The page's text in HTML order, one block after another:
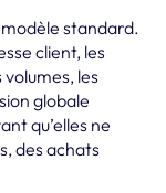
standard.
client, les
les
globale
qu’elles ne
des achats